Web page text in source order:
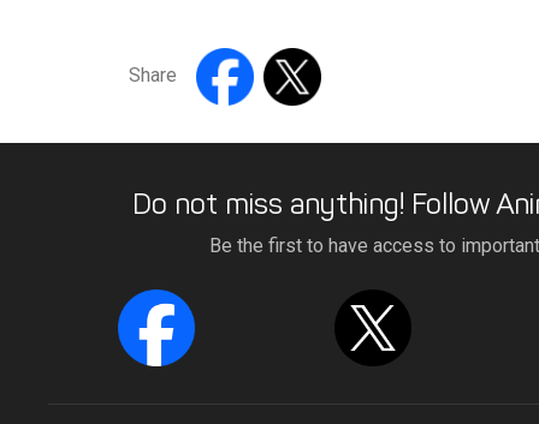
Share
Do not miss anything! Follow
Be the first to have access to